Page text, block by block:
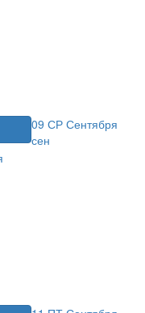
09 СР Сентября
сен